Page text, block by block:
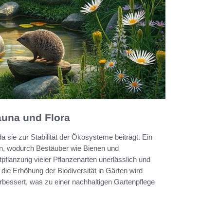
und Flora
sie zur Stabilität der Ökosysteme beiträgt. Ein
wodurch Bestäuber wie Bienen und
vieler Pflanzenarten unerlässlich und
Erhöhung der Biodiversität in Gärten wird
was zu einer nachhaltigen Gartenpflege